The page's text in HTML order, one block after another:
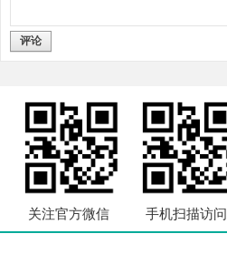
评论
关注官方微信 手机扫描访问